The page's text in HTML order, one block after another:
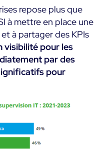
repose plus que
à mettre en place une
à partager des KPIs
visibilité pour les
par des
pour